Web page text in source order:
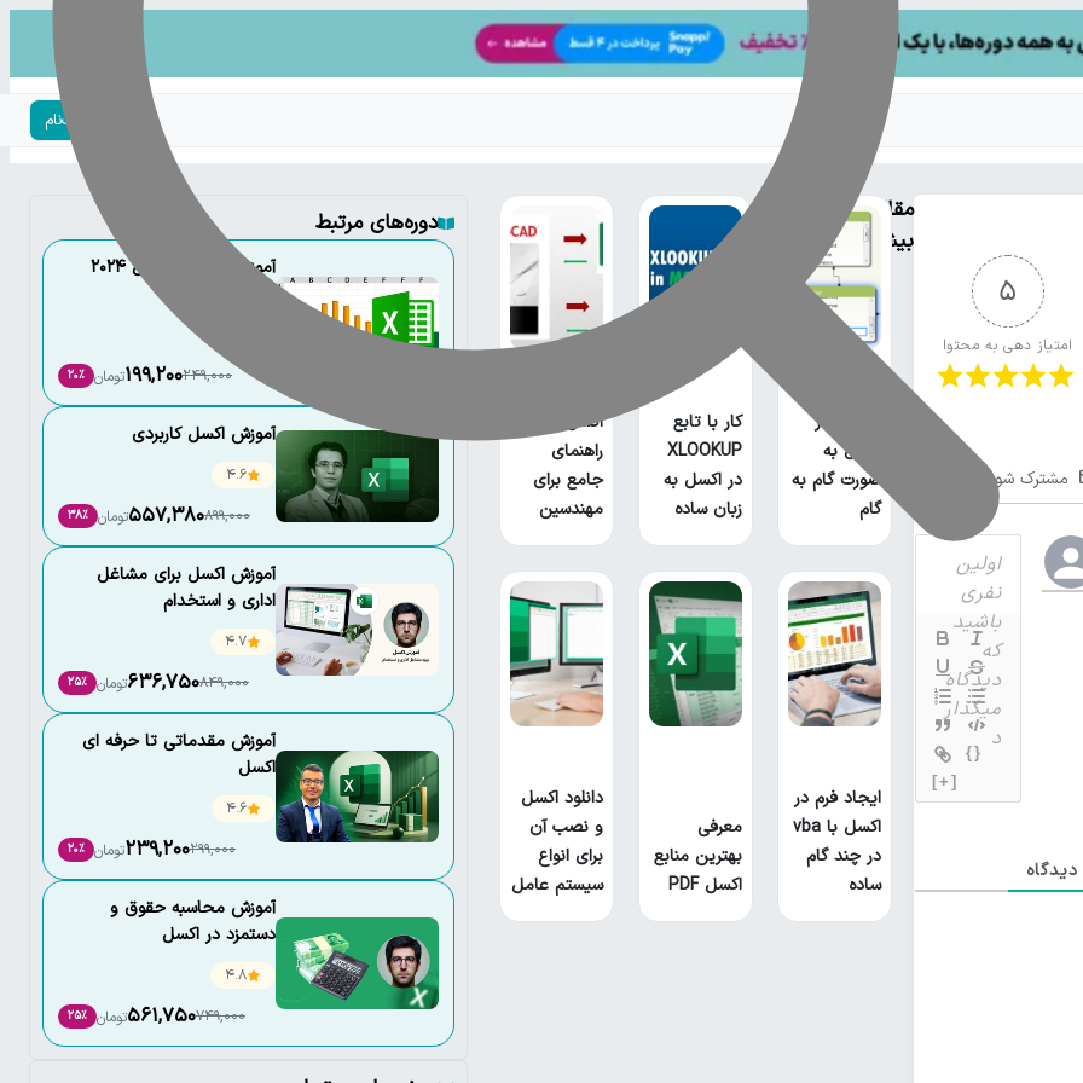
ورود | ثبت‌نام
5
امتیاز دهی به محتوا
مشترک شوید
{}
[+]
دیدگاه
مقالات
بیشتر
جداول در
اکسل به
صورت گام به
گام
کار با تابع
XLOOKUP
در اکسل به
زبان ساده
اکسل:
راهنمای
جامع برای
مهندسین
ایجاد فرم در
اکسل با vba
در چند گام
ساده
معرفی
بهترین منابع
اکسل PDF
دانلود اکسل
و نصب آن
برای انواع
سیستم عامل
دوره‌های مرتبط
آموزش کاربردی اکسل 2024
249,000
199,200تومان 20٪
آموزش اکسل کاربردی
4.6
899,000
557,380تومان 38٪
آموزش اکسل برای مشاغل
اداری و استخدام
4.7
849,000
636,750تومان 25٪
آموزش مقدماتی تا حرفه ای
اکسل
4.6
299,000
239,200تومان 20٪
آموزش محاسبه حقوق و
دستمزد در اکسل
4.8
749,000
561,750تومان 25٪